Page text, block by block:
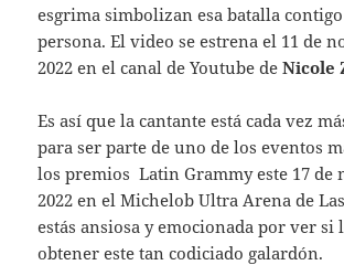
esgrima simbolizan esa batalla
persona. El video se estrena el 11 de
2022 en el canal de Youtube deNicole
Es así que la cantante está cada vez
para ser parte de uno de los eventos
los premios Latin Grammy este 17 de
2022 en el Michelob Ultra Arena de
estás ansiosa y emocionada por ver si
obtener este tan codiciado galardón.